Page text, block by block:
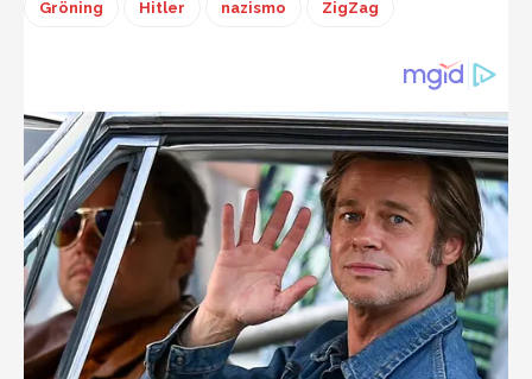
Gröning Hitler nazismo ZigZag